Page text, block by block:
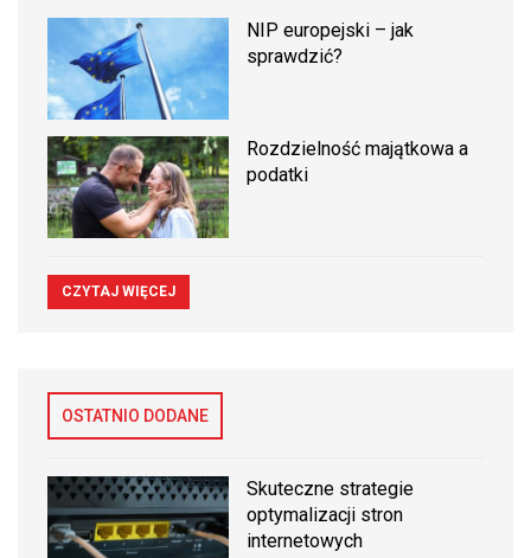
NIP europejski – jak
sprawdzić?
Rozdzielność majątkowa a
podatki
CZYTAJ WIĘCEJ
OSTATNIO DODANE
Skuteczne strategie
optymalizacji stron
internetowych